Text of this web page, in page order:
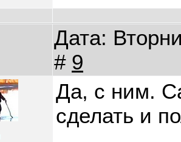
Дата:
# 9
Да, с ним.
сделать и